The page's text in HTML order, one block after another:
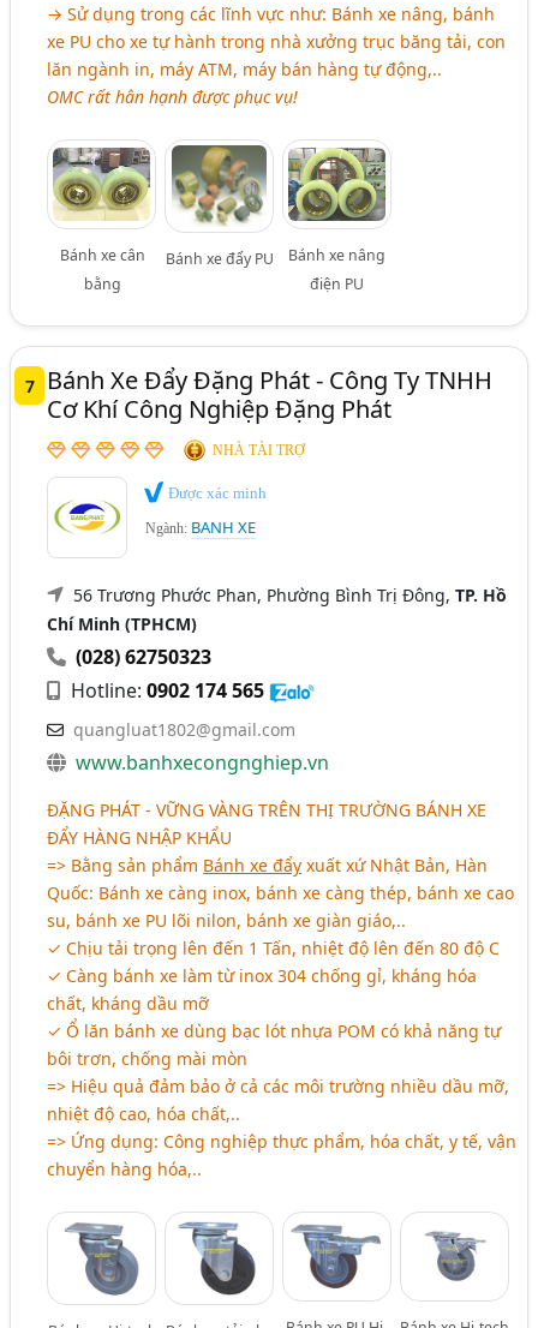
→ Sử dụng trong các lĩnh vực như: Bánh xe nâng, bánh
xe PU cho xe tự hành trong nhà xưởng trục băng tải, con
lăn ngành in, máy ATM, máy bán hàng tự động,..
OMC rất hân hạnh được phục vụ!
Bánh xe cân
bằng
Bánh xe đẩy PU
Bánh xe nâng
điện PU
7
Bánh Xe Đẩy Đặng Phát - Công Ty TNHH
Cơ Khí Công Nghiệp Đặng Phát
NHÀ TÀI TRỢ
Được xác minh
Ngành: BANH XE
56 Trương Phước Phan, Phường Bình Trị Đông,TP. Hồ
Chí Minh (TPHCM)
(028) 62750323
Hotline:0902 174 565
quangluat1802@gmail.com
www.banhxecongnghiep.vn
ĐẶNG PHÁT - VỮNG VÀNG TRÊN THỊ TRƯỜNG BÁNH XE
ĐẨY HÀNG NHẬP KHẨU
=> Bằng sản phẩm Bánh xe đẩy xuất xứ Nhật Bản, Hàn
Quốc: Bánh xe càng inox, bánh xe càng thép, bánh xe cao
su, bánh xe PU lõi nilon, bánh xe giàn giáo,..
✓ Chịu tải trọng lên đến 1 Tấn, nhiệt độ lên đến 80 độ C
✓ Càng bánh xe làm từ inox 304 chống gỉ, kháng hóa
chất, kháng dầu mỡ
✓ Ổ lăn bánh xe dùng bạc lót nhựa POM có khả năng tự
bôi trơn, chống mài mòn
=> Hiệu quả đảm bảo ở cả các môi trường nhiều dầu mỡ,
nhiệt độ cao, hóa chất,..
=> Ứng dụng: Công nghiệp thực phẩm, hóa chất, y tế, vận
chuyển hàng hóa,..